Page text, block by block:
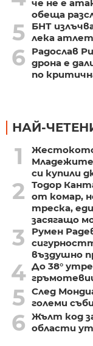
че не е
обеща
5
БНТ
лека
6
Радослав
дрона е
по
НАЙ-
1
Младежите
си купили
2
Тодор
от комар,
треска,
засягащо
3
Румен
въздушно
4 До 38°
5 След
големи
6 Жълт код
области